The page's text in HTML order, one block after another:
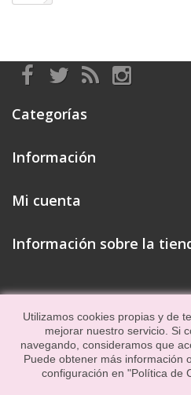
Categorías
Información
Mi cuenta
Información sobre la
Utilizamos cookies propias y de
mejorar nuestro servicio. Si
navegando, consideramos que
Puede obtener más información
configuración en "Política de